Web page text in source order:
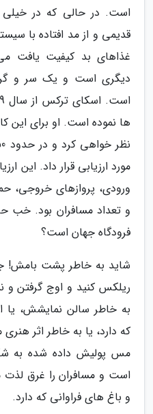
است. در حالی که در خیلی
قدیمی و از مد افتاده با
غذاهای بد کیفیت یافت
دیگری است و یک سر و گردن
ها نموده است. او برای این
مورد ارزیابی قرار داد. این
ورودی، پروازهای خروجی،
و تعداد مسافران بود. خب
فرودگاه جهان است؟
شاید به خاطر پشت بامش!
ریلکس کنید و اوج گرفتن و
مس پولیش داده شده به
است و مسافران را غرق لذت
و باغ های فراوانی که دارد.